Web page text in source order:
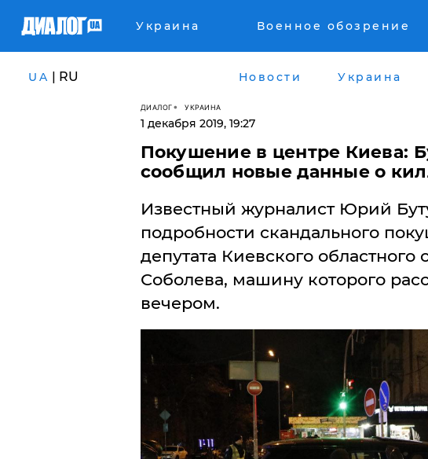
Украина Военное обозрение
UA | RU Новости Украина
ДИАЛОГ УКРАИНА
1 декабря 2019, 19:27
Покушение в центре Киева:
сообщил новые данные о
​Известный журналист Юрий
подробности скандального
депутата Киевского областного
Соболева, машину которого
вечером.